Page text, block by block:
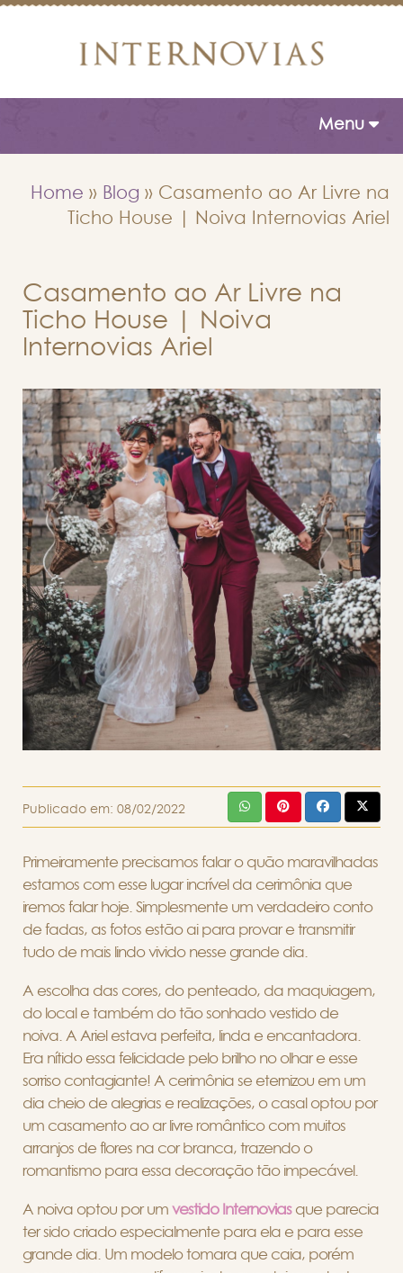
Toggle
Menu
Home » Blog » Casamento ao Ar Livre na
Ticho House | Noiva Internovias Ariel
Casamento ao Ar Livre na
Ticho House | Noiva
Internovias Ariel
Publicado em: 08/02/2022
Primeiramente precisamos falar o quão maravilhadas
estamos com esse lugar incrível da cerimônia que
iremos falar hoje. Simplesmente um verdadeiro conto
de fadas, as fotos estão ai para provar e transmitir
tudo de mais lindo vivido nesse grande dia.
A escolha das cores, do penteado, da maquiagem,
do local e também do tão sonhado vestido de
noiva. A Ariel estava perfeita, linda e encantadora.
Era nítido essa felicidade pelo brilho no olhar e esse
sorriso contagiante! A cerimônia se eternizou em um
dia cheio de alegrias e realizações, o casal optou por
um casamento ao ar livre romântico com muitos
arranjos de flores na cor branca, trazendo o
romantismo para essa decoração tão impecável.
A noiva optou por um vestido Internoviasque parecia
ter sido criado especialmente para ela e para esse
grande dia. Um modelo tomara que caia, porém